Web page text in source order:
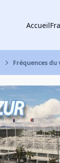
Accueil
Fréquences du